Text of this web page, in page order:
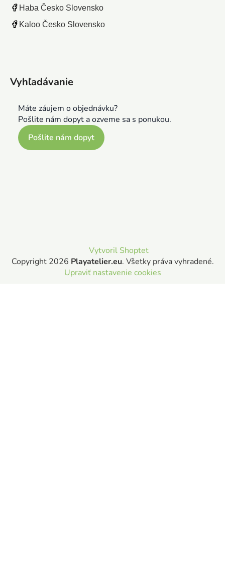
Haba Česko Slovensko
Kaloo Česko Slovensko
Vyhľadávanie
Máte záujem o objednávku?
Pošlite nám dopyt a ozveme sa s ponukou.
Pošlite nám dopyt
Vytvoril Shoptet
Copyright 2026 Playatelier.eu. Všetky práva vyhradené.
Upraviť nastavenie cookies